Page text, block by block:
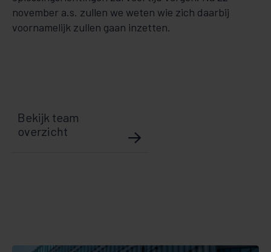
november a.s. zullen we weten wie zich daarbij
voornamelijk zullen gaan inzetten.
Bekijk team
overzicht